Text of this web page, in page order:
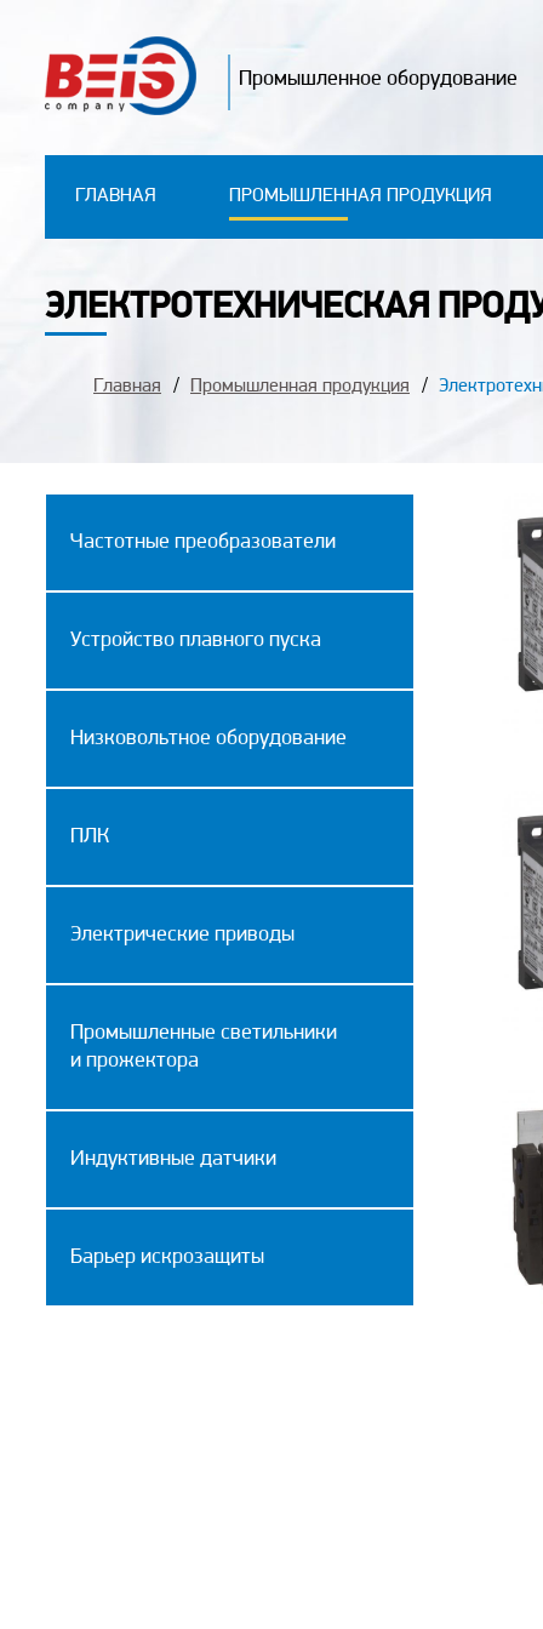
Промышленное оборудование
ГЛАВНАЯ ПРОМЫШЛЕННАЯ ПРОДУКЦИЯ
ЭЛЕКТРОТЕХНИЧЕСКАЯ
Главная Промышленная продукция
Частотные преобразователи
Устройство плавного пуска
Низковольтное оборудование
ПЛК
Электрические приводы
Промышленные cветильники
и прожектора
Индуктивные датчики
Барьер искрозащиты